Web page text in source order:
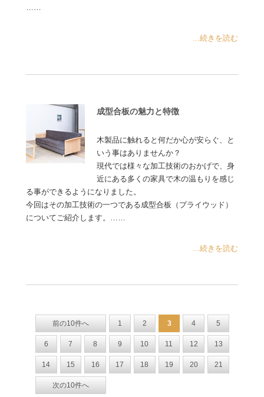
……
...続きを読む
成型合板の魅力と特徴
木製品に触れると何だか心が安らぐ、と
いう事はありませんか？
現代では様々な加工技術のおかげで、身
近にある多くの家具で木の温もりを感じ
る事ができるようになりました。
今回はその加工技術の一つである成型合板（プライウッド）
についてご紹介します。……
...続きを読む
前の10件へ 1 2 3 4 5
6 7 8 9 10 11 12 13
14 15 16 17 18 19 20 21
次の10件へ